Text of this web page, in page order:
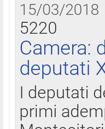
15/03/2018
5220
Camera:
deputati
I deputati
primi